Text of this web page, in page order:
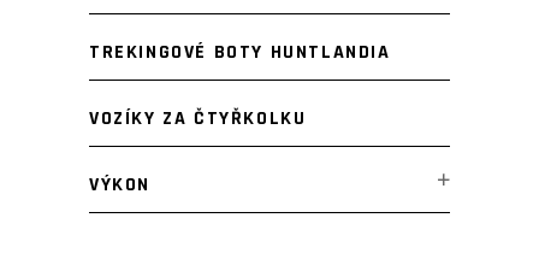
TREKINGOVÉ BOTY HUNTLANDIA
VOZÍKY ZA ČTYŘKOLKU
VÝKON